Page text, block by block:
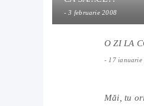
3 februarie 2008
O ZI LA
17 ianuarie
Măi, tu